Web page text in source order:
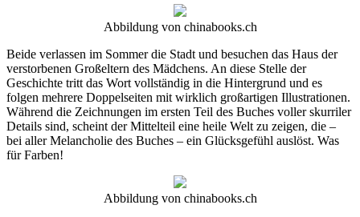
Abbildung von chinabooks.ch
Beide verlassen im Sommer die Stadt und besuchen das Haus der
verstorbenen Großeltern des Mädchens. An diese Stelle der
Geschichte tritt das Wort vollständig in die Hintergrund und es
folgen mehrere Doppelseiten mit wirklich großartigen Illustrationen.
Während die Zeichnungen im ersten Teil des Buches voller skurriler
Details sind, scheint der Mittelteil eine heile Welt zu zeigen, die –
bei aller Melancholie des Buches – ein Glücksgefühl auslöst. Was
für Farben!
Abbildung von chinabooks.ch